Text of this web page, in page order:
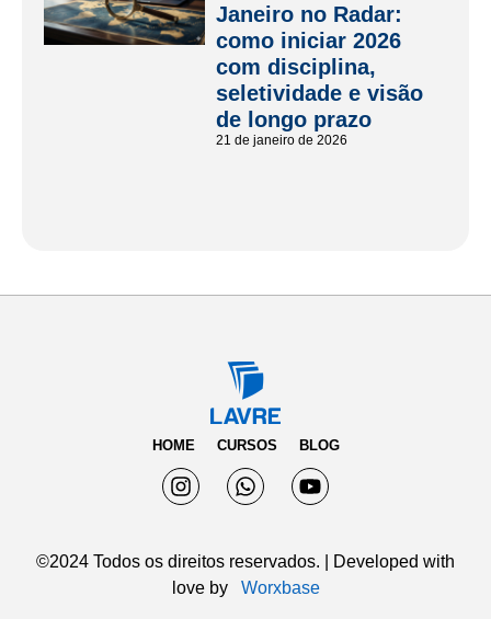
Janeiro no Radar:
como iniciar 2026
com disciplina,
seletividade e visão
de longo prazo
21 de janeiro de 2026
HOME CURSOS BLOG
©2024 Todos os direitos reservados. | Developed with
love by‎ ‎ ‎
Worxbase